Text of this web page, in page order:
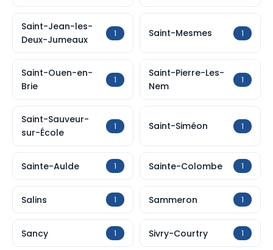
Saint-Jean-les-
Deux-Jumeaux
1 Saint-Mesmes 1
Saint-Ouen-en-
Brie
1
Saint-Pierre-Les-
Nem
1
Saint-Sauveur-
sur-École
1 Saint-Siméon 1
Sainte-Aulde 1 Sainte-Colombe 1
Salins 1 Sammeron 1
Sancy 1 Sivry-Courtry 1